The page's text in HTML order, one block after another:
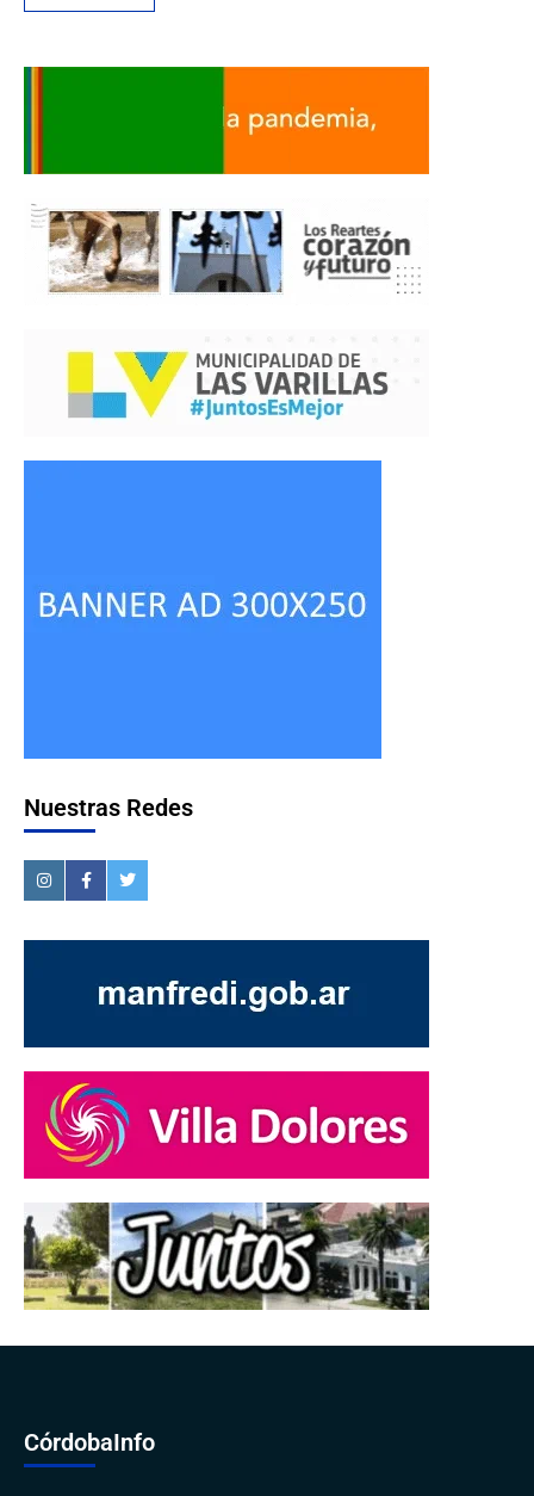
Nuestras Redes
CórdobaInfo